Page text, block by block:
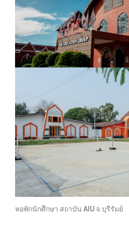
หอพักนักศึกษา สถาบัน AIU จ.บุรีรัมย์